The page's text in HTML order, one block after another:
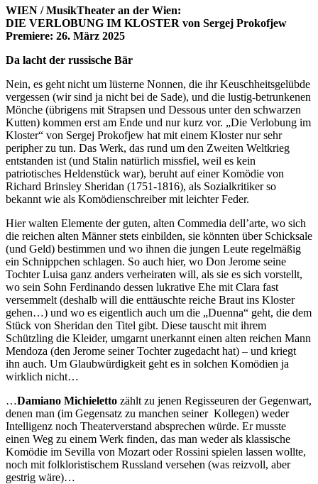
WIEN / MusikTheater an der Wien:
DIE VERLOBUNG IM KLOSTER von Sergej Prokofjew
Premiere: 26. März 2025
Da lacht der russische Bär
Nein, es geht nicht um lüsterne Nonnen, die ihr Keuschheitsgelübde
vergessen (wir sind ja nicht bei de Sade), und die lustig-betrunkenen
Mönche (übrigens mit Strapsen und Dessous unter den schwarzen
Kutten) kommen erst am Ende und nur kurz vor. „Die Verlobung im
Kloster“ von Sergej Prokofjew hat mit einem Kloster nur sehr
peripher zu tun. Das Werk, das rund um den Zweiten Weltkrieg
entstanden ist (und Stalin natürlich missfiel, weil es kein
patriotisches Heldenstück war), beruht auf einer Komödie von
Richard Brinsley Sheridan (1751-1816), als Sozialkritiker so
bekannt wie als Komödienschreiber mit leichter Feder.
Hier walten Elemente der guten, alten Commedia dell’arte, wo sich
die reichen alten Männer stets einbilden, sie könnten über Schicksale
(und Geld) bestimmen und wo ihnen die jungen Leute regelmäßig
ein Schnippchen schlagen. So auch hier, wo Don Jerome seine
Tochter Luisa ganz anders verheiraten will, als sie es sich vorstellt,
wo sein Sohn Ferdinando dessen lukrative Ehe mit Clara fast
versemmelt (deshalb will die enttäuschte reiche Braut ins Kloster
gehen…) und wo es eigentlich auch um die „Duenna“ geht, die dem
Stück von Sheridan den Titel gibt. Diese tauscht mit ihrem
Schützling die Kleider, umgarnt unerkannt einen alten reichen Mann
Mendoza (den Jerome seiner Tochter zugedacht hat) – und kriegt
ihn auch. Um Glaubwürdigkeit geht es in solchen Komödien ja
wirklich nicht…
…Damiano Michieletto zählt zu jenen Regisseuren der Gegenwart,
denen man (im Gegensatz zu manchen seiner Kollegen) weder
Intelligenz noch Theaterverstand absprechen würde. Er musste
einen Weg zu einem Werk finden, das man weder als klassische
Komödie im Sevilla von Mozart oder Rossini spielen lassen wollte,
noch mit folkloristischem Russland versehen (was reizvoll, aber
gestrig wäre)…